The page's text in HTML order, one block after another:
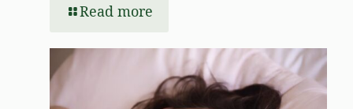
Read more